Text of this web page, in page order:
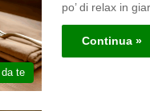
te
po’ di relax in
Continua »